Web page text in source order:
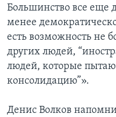
Большинство все еще
менее
есть возможность не
других людей,
людей, которые
консолидацию”».
Денис Волков